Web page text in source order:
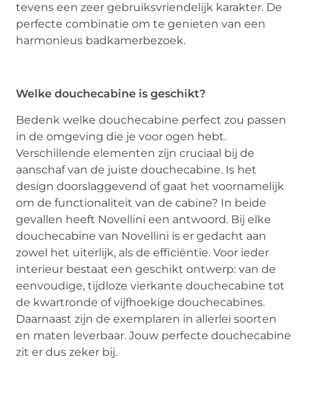
tevens een zeer gebruiksvriendelijk karakter. De
perfecte combinatie om te genieten van een
harmonieus badkamerbezoek.
Welke douchecabine is geschikt?
Bedenk welke douchecabine perfect zou passen
in de omgeving die je voor ogen hebt.
Verschillende elementen zijn cruciaal bij de
aanschaf van de juiste douchecabine. Is het
design doorslaggevend of gaat het voornamelijk
om de functionaliteit van de cabine? In beide
gevallen heeft Novellini een antwoord. Bij elke
douchecabine van Novellini is er gedacht aan
zowel het uiterlijk, als de efficiëntie. Voor ieder
interieur bestaat een geschikt ontwerp: van de
eenvoudige, tijdloze vierkante douchecabine tot
de kwartronde of vijfhoekige douchecabines.
Daarnaast zijn de exemplaren in allerlei soorten
en maten leverbaar. Jouw perfecte douchecabine
zit er dus zeker bij.